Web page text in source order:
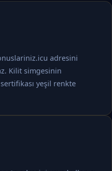
adresini
Kilit simgesinin
yeşil renkte